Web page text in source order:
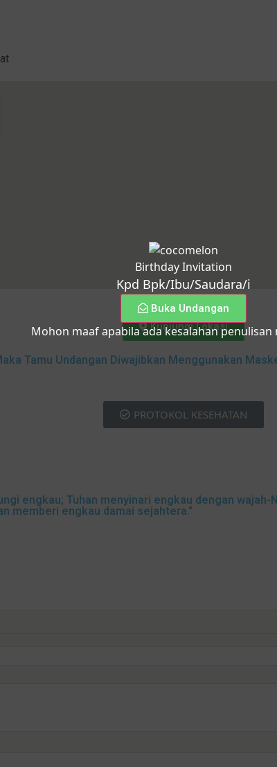
Birthday Invitation
Kpd Bpk/Ibu/Saudara/i
Buka Undangan
Mohon maaf apabila ada kesalahan
Kunjungi Lokasi
Tamu Undangan Diwajibkan Menggunakan
PROTOKOL KESEHATAN
engkau; Tuhan menyinari engkau dengan wajah-
memberi engkau damai sejahtera."